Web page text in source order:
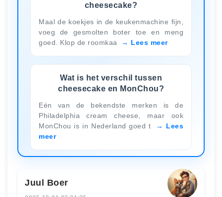
cheesecake?
Maal de koekjes in de keukenmachine fijn,
voeg de gesmolten boter toe en meng
goed. Klop de roomkaa
Lees meer
Wat is het verschil tussen
cheesecake en MonChou?
Eén van de bekendste merken is de
Philadelphia cream cheese, maar ook
MonChou is in Nederland goed t
Lees
meer
Juul Boer